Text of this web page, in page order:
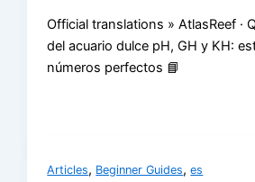
Official translations » AtlasReef ·
del acuario dulce pH, GH y KH:
números perfectos 📘
Articles, Beginner Guides,es